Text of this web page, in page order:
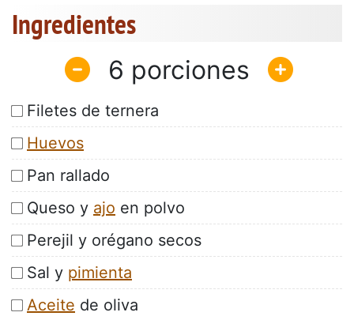
Ingredientes
6
Filetes de ternera
Huevos
Pan rallado
Queso y ajo en polvo
Perejil y orégano secos
Sal y pimienta
Aceite de oliva